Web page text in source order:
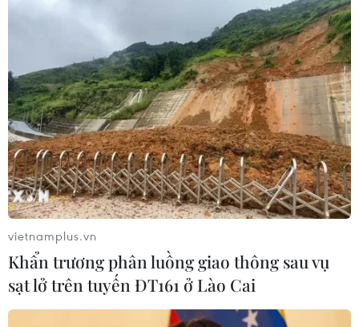
vietnamplus.vn
Khẩn trương phân luồng giao thông sau vụ
sạt lở trên tuyến ĐT161 ở Lào Cai